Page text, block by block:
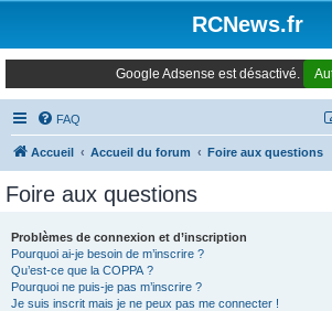
RCNews.fr
Google Adsense est désactivé.
FAQ
Accueil Accueil du forum Foire aux questions
Foire aux questions
Problèmes de connexion et d’inscription
Pourquoi ai-je besoin de m’inscrire ?
Qu’est-ce que la COPPA ?
Pourquoi ne puis-je pas m’inscrire ?
Je suis inscrit mais je ne peux pas me connecter !
Panneau de gestion des cookies